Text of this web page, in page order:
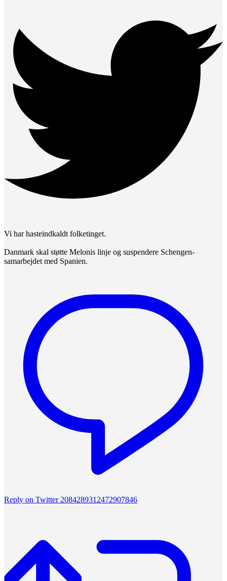
Vi har hasteindkaldt folketinget.
Danmark skal støtte Melonis linje og suspendere Schengen-
samarbejdet med Spanien.
Reply on Twitter 2084289312472907846